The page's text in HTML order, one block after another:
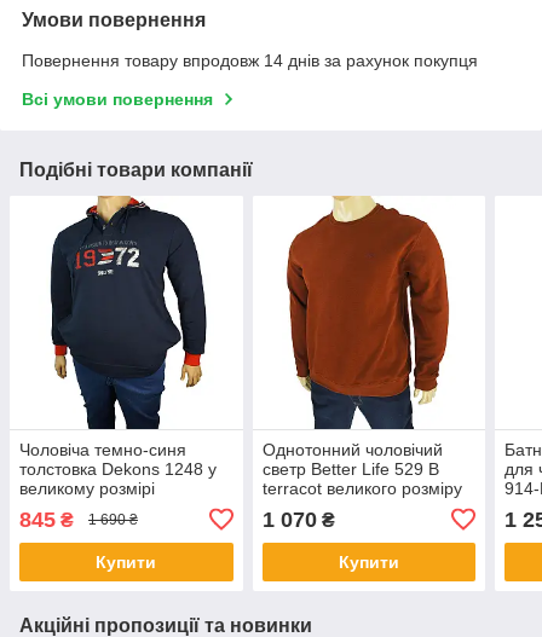
Умови повернення
Повернення товару впродовж 14 днів за рахунок покупця
Всі умови повернення
Подібні товари компанії
Чоловіча темно-синя
толстовка Dekons 1248 у
великому розмірі
845 ₴ 1 690 ₴
Купити
Однотонний чоловічий
светр Better Life 529 B
terracot великого розміру
1 070₴
Купити
для
914-
1
Акційні пропозиції та новинки